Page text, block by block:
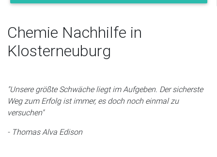
Chemie Nachhilfe in
Klosterneuburg
"Unsere größte Schwäche liegt im Aufgeben. Der sicherste
Weg zum Erfolg ist immer, es doch noch einmal zu
versuchen"
- Thomas Alva Edison